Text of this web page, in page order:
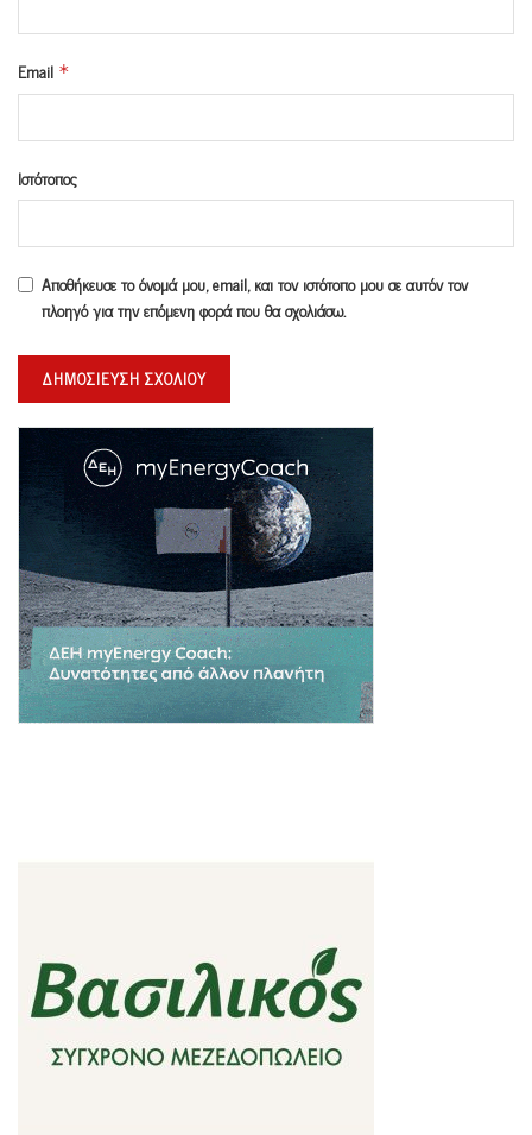
Email *
Ιστότοπος
Αποθήκευσε το όνομά μου, email, και τον ιστότοπο μου σε αυτόν τον
πλοηγό για την επόμενη φορά που θα σχολιάσω.